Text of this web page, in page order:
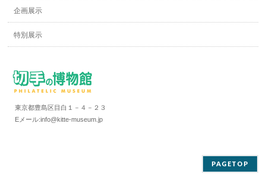
企画展示
特別展示
東京都豊島区目白１－４－２３
Eメール:info@kitte-museum.jp
PAGETOP